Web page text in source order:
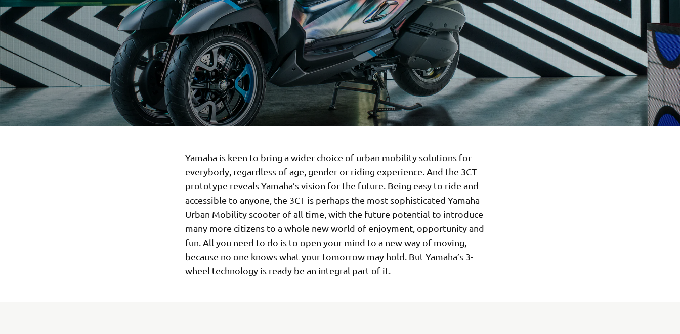
Yamaha is keen to bring a wider choice of urban mobility solutions for
everybody, regardless of age, gender or riding experience. And the 3CT
prototype reveals Yamaha’s vision for the future. Being easy to ride and
accessible to anyone, the 3CT is perhaps the most sophisticated Yamaha
Urban Mobility scooter of all time, with the future potential to introduce
many more citizens to a whole new world of enjoyment, opportunity and
fun. All you need to do is to open your mind to a new way of moving,
because no one knows what your tomorrow may hold. But Yamaha’s 3-
wheel technology is ready be an integral part of it.